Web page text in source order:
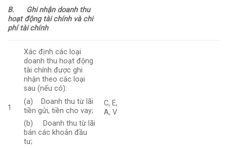
B.
Ghi nhận doanh thu
hoạt động tài chính và chi
phí tài chính
1
Xác định các loại
doanh thu hoạt động
tài chính được ghi
nhận theo các loại
sau (nếu có):
(a) Doanh thu từ lãi
tiền gửi, tiền cho vay;
(b) Doanh thu từ lãi
bán các khoản đầu
tư;
C, E,
A, V